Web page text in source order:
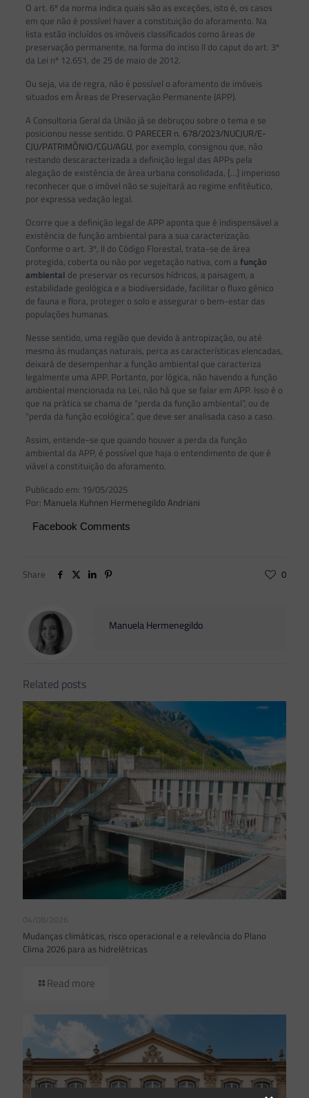
O art. 6º da norma indica quais são as exceções, isto é, os casos
em que não é possível haver a constituição do aforamento. Na
lista estão incluídos os imóveis classificados como áreas de
preservação permanente, na forma do inciso II do caput do art. 3º
da Lei nº 12.651, de 25 de maio de 2012.
Ou seja, via de regra, não é possível o aforamento de imóveis
situados em Áreas de Preservação Permanente (APP).
A Consultoria Geral da União já se debruçou sobre o tema e se
posicionou nesse sentido. O PARECER n. 678/2023/NUCJUR/E-
CJU/PATRIMÔNIO/CGU/AGU, por exemplo, consignou que, não
restando descaracterizada a definição legal das APPs pela
alegação de existência de área urbana consolidada, […] imperioso
reconhecer que o imóvel não se sujeitará ao regime enfitêutico,
por expressa vedação legal.
Ocorre que a definição legal de APP aponta que é indispensável a
existência de função ambiental para a sua caracterização.
Conforme o art. 3º, II do Código Florestal, trata-se de área
protegida, coberta ou não por vegetação nativa, com a função
ambiental de preservar os recursos hídricos, a paisagem, a
estabilidade geológica e a biodiversidade, facilitar o fluxo gênico
de fauna e flora, proteger o solo e assegurar o bem-estar das
populações humanas.
Nesse sentido, uma região que devido à antropização, ou até
mesmo às mudanças naturais, perca as características elencadas,
deixará de desempenhar a função ambiental que caracteriza
legalmente uma APP. Portanto, por lógica, não havendo a função
ambiental mencionada na Lei, não há que se falar em APP. Isso é o
que na prática se chama de “perda da função ambiental”, ou de
“perda da função ecológica”, que deve ser analisada caso a caso.
Assim, entende-se que quando houver a perda da função
ambiental da APP, é possível que haja o entendimento de que é
viável a constituição do aforamento.
Publicado em: 19/05/2025
Por: Manuela Kuhnen Hermenegildo Andriani
Facebook Comments
Share 0
Manuela Hermenegildo
Related posts
04/08/2026
Mudanças climáticas, risco operacional e a relevância do Plano
Clima 2026 para as hidrelétricas
Read more